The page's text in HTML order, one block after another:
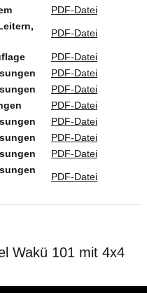
PDF-Datei
PDF-Datei
PDF-Datei
PDF-Datei
PDF-Datei
PDF-Datei
PDF-Datei
PDF-Datei
PDF-Datei
PDF-Datei
Wakü 101 mit 4x4